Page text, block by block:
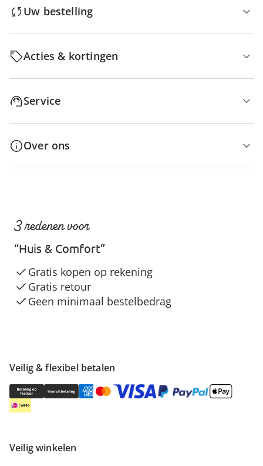
Uw bestelling
Acties & kortingen
Service
Over ons
Veilig & flexibel betalen
Veilig winkelen
3 redenen voor
“Huis & Comfort”
Gratis kopen op rekening
Gratis retour
Geen minimaal bestelbedrag